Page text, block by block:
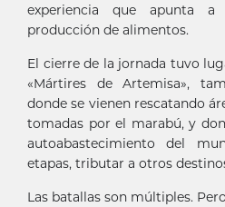
experiencia que apunta
producción de alimentos.
El cierre de la jornada tuvo
«Mártires de Artemisa»,
donde se vienen rescatando
tomadas por el marabú, y
autoabastecimiento del
etapas, tributar a otros
Las batallas son múltiples.